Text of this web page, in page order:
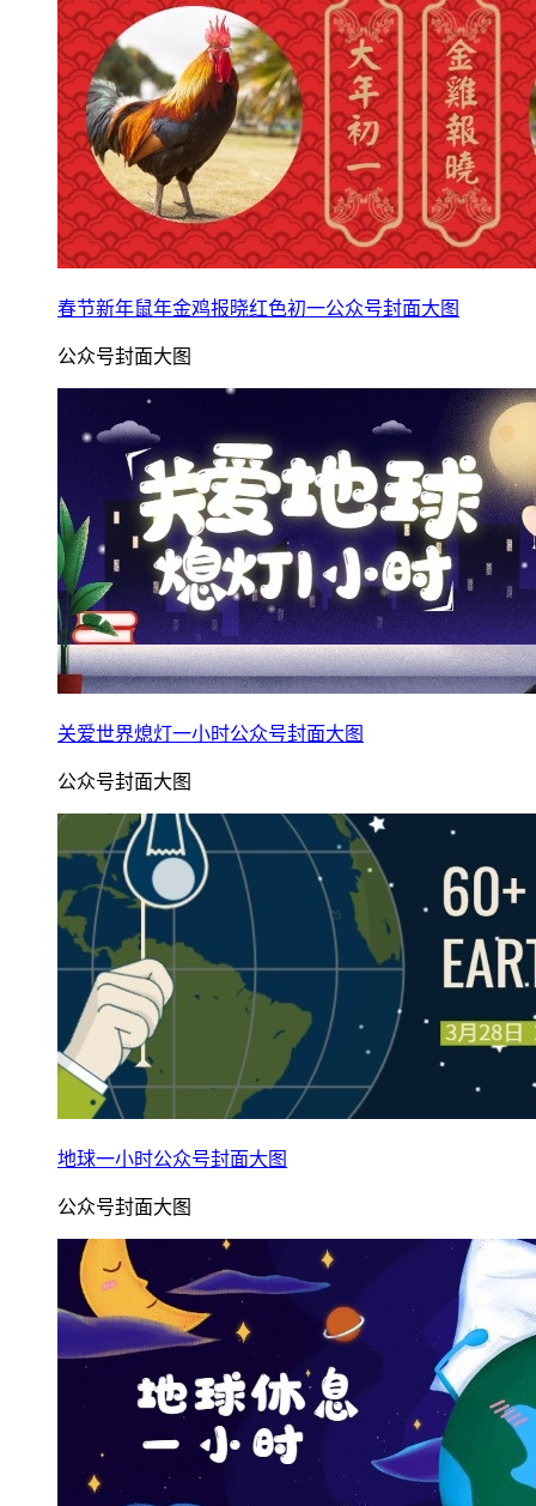
春节新年鼠年金鸡报晓红色初一公众号封面大图
公众号封面大图
关爱世界熄灯一小时公众号封面大图
公众号封面大图
地球一小时公众号封面大图
公众号封面大图